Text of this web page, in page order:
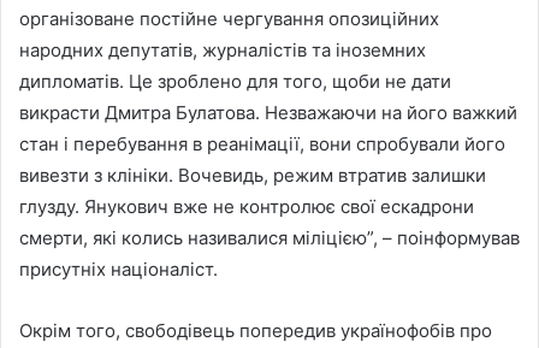
організоване постійне чергування опозиційних
народних депутатів, журналістів та іноземних
дипломатів. Це зроблено для того, щоби не дати
викрасти Дмитра Булатова. Незважаючи на його важкий
стан і перебування в реанімації, вони спробували його
вивезти з клініки. Вочевидь, режим втратив залишки
глузду. Янукович вже не контролює свої ескадрони
смерти, які колись називалися міліцією”, – поінформував
присутніх націоналіст.
Окрім того, свободівець попередив українофобів про